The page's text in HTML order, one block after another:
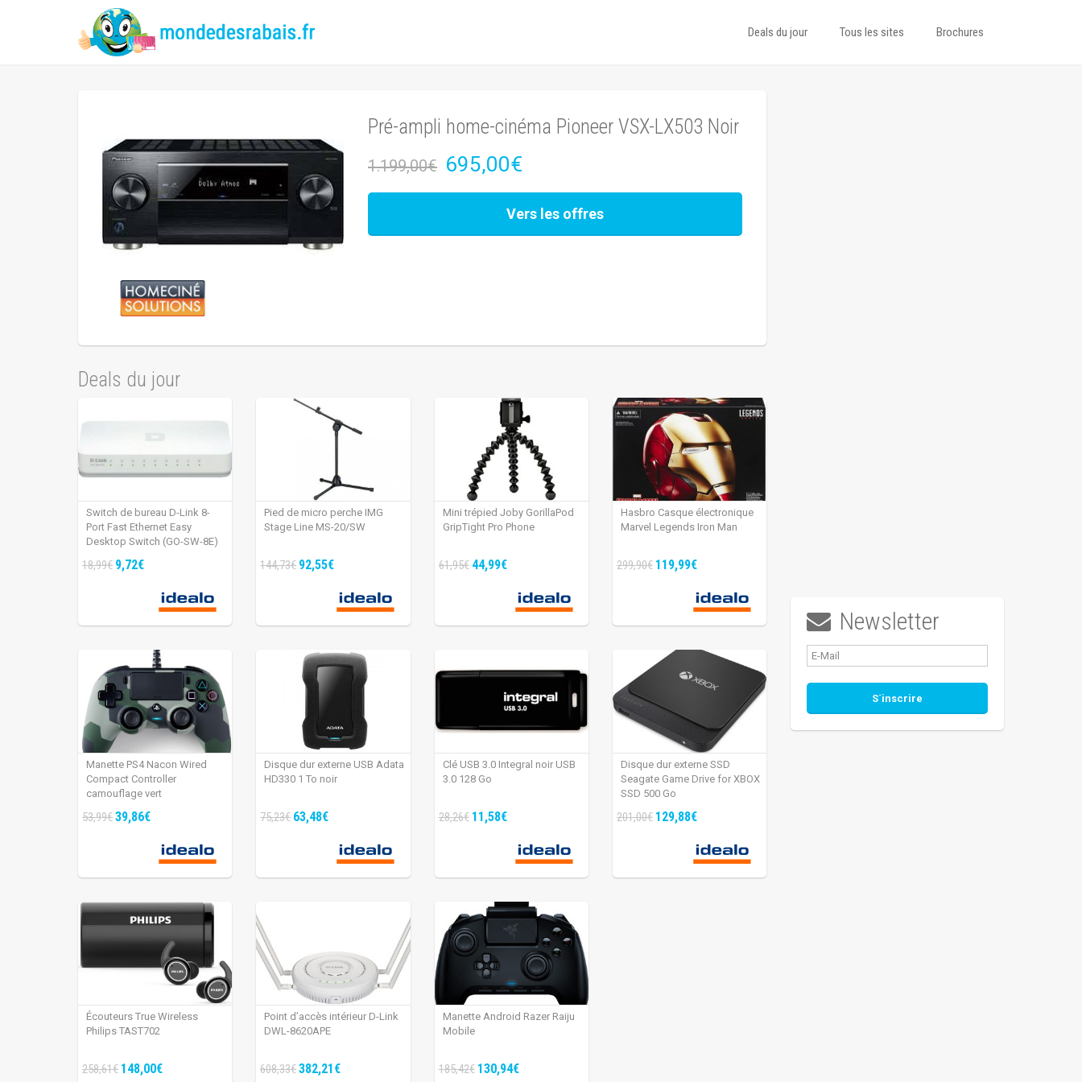
Deals du jour Tous les sites Brochures
Pré-ampli home-cinéma Pioneer VSX-LX503 Noir
1.199,00€ 695,00€
Vers les offres
Deals du jour
Switch de bureau D-Link 8-
Port Fast Ethernet Easy
Desktop Switch (GO-SW-8E)
18,99€ 9,72€
Pied de micro perche IMG
Stage Line MS-20/SW
144,73€ 92,55€
Mini trépied Joby GorillaPod
GripTight Pro Phone
61,95€ 44,99€
Hasbro Casque électronique
Marvel Legends Iron Man
299,90€ 119,99€
Manette PS4 Nacon Wired
Compact Controller
camouflage vert
53,99€39,86€
Disque dur externe USB Adata
HD330 1 To noir
75,23€ 63,48€
Clé USB 3.0 Integral noir USB
3.0 128 Go
28,26€ 11,58€
Disque dur externe SSD
Seagate Game Drive for XBOX
SSD 500 Go
201,00€ 129,88€
Écouteurs True Wireless
Philips TAST702
258,61€ 148,00€
Point d’accès intérieur D-Link
DWL-8620APE
608,33€382,21€
Manette Android Razer Raiju
Mobile
185,42€ 130,94€
 Newsletter